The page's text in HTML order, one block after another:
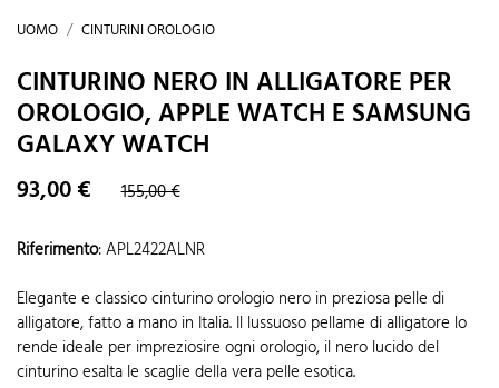
UOMO CINTURINI OROLOGIO
CINTURINO NERO IN ALLIGATORE PER
OROLOGIO, APPLE WATCH E SAMSUNG
GALAXY WATCH
93,00 € 155,00 €
Riferimento:APL2422ALNR
Elegante e classico cinturino orologio nero in preziosa pelle di
alligatore, fatto a mano in Italia. Il lussuoso pellame di alligatore lo
rende ideale per impreziosire ogni orologio, il nero lucido del
cinturino esalta le scaglie della vera pelle esotica.